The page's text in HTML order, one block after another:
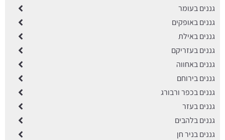
גננים בעומר
גננים באופקים
גננים באילת
גננים בעזריקם
גננים באחווה
גננים בירוחם
גננים בכפר ורבורג
גננים בעזר
גננים בלהבים
גננים בניר חן